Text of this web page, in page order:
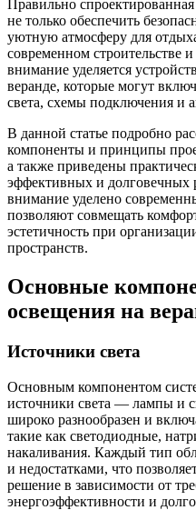
Правильно
не только обеспечить
уютную атмосферу для
современном строительстве
внимание уделяется
веранде, которые могут
света, схемы подключения и
В данной статье подробно
компоненты и принципы
а также приведены
эффективных и долговечных
внимание уделено
позволяют совмещать
эстетичность при
пространств.
Основные
освещения на
Источники света
Основным компонентом
источники света — лампы и
широко разнообразен и
такие как светодиодные,
накаливания. Каждый тип
и недостатками, что
решение в зависимости от
энергоэффективности и